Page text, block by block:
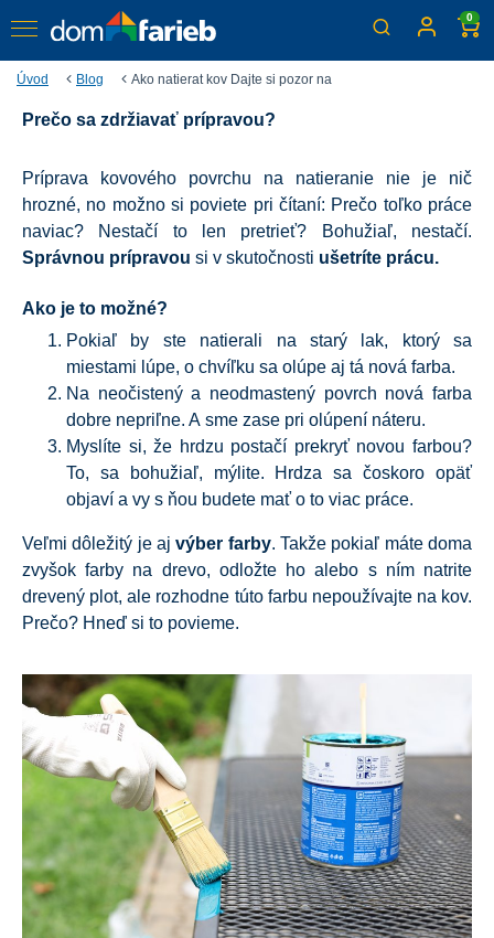
0
Úvod Blog Ako natierat kov Dajte si pozor na
Ako natierať kov? Dajte si
pozor na...
Plánujete natierať kov a chcete, aby vaša práca niekoľko
rokov vydržala? Dajte si pozor na správny výber farby a
prípravu podkladu. Nebojte sa, s nami to zvládnete.
Prečo sa zdržiavať prípravou?
Príprava kovového povrchu na natieranie nie je nič
hrozné, no možno si poviete pri čítaní: Prečo toľko práce
naviac? Nestačí to len pretrieť? Bohužiaľ, nestačí.
Správnou prípravou si v skutočnosti ušetríte prácu.
Ako je to možné?
Pokiaľ by ste natierali na starý lak, ktorý sa
miestami lúpe, o chvíľku sa olúpe aj tá nová farba.
Na neočistený a neodmastený povrch nová farba
dobre nepriľne. A sme zase pri olúpení náteru.
Myslíte si, že hrdzu postačí prekryť novou farbou?
To, sa bohužiaľ, mýlite. Hrdza sa čoskoro opäť
objaví a vy s ňou budete mať o to viac práce.
Veľmi dôležitý je ajvýber farby. Takže pokiaľ máte doma
zvyšok farby na drevo, odložte ho alebo s ním natrite
drevený plot, ale rozhodne túto farbu nepoužívajte na kov.
Prečo? Hneď si to povieme.